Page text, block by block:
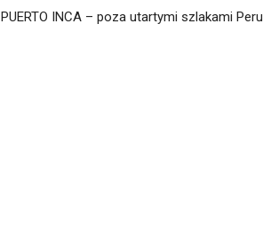
PUERTO INCA – poza utartymi szlakami Peru